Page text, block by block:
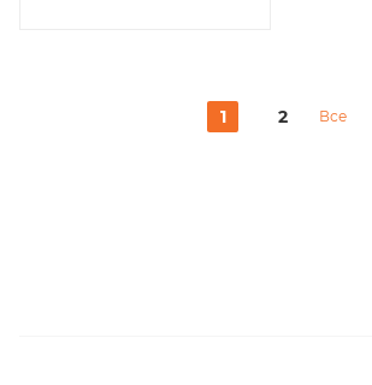
1 2 Все